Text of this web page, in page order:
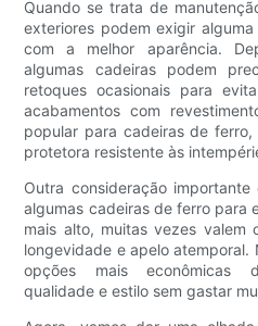
Quando se trata de
exteriores podem exigir
com a melhor aparência.
algumas cadeiras podem
retoques ocasionais para
acabamentos com
popular para cadeiras de
protetora resistente às
Outra consideração
algumas cadeiras de ferro para
mais alto, muitas vezes valem
longevidade e apelo atemporal.
opções mais econômicas
qualidade e estilo sem gastar